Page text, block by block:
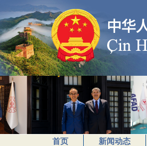
首页 新闻动态